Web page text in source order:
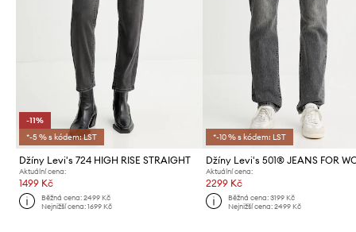
-11%
*-5 % s kódem: LST
Džíny Levi's 724 HIGH RISE STRAIGHT
Aktuální cena:
1499 Kč
Běžná cena:2499 Kč
Nejnižší cena:1699 Kč
*-10 % s kódem: LST
Džíny Levi's 501® JEANS FOR
Aktuální cena:
2299 Kč
Běžná cena: 3199 Kč
Nejnižší cena: 2499 Kč